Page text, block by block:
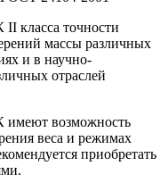
класса точности
массы различных
и в научно-
отраслей
имеют возможность
веса и режимах
приобретать